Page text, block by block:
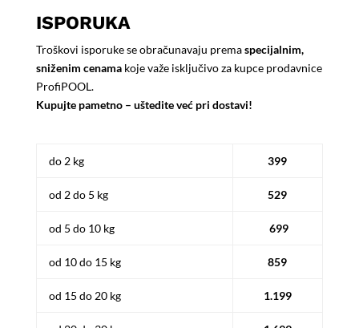
ISPORUKA
Troškovi isporuke se obračunavaju premaspecijalnim,
sniženim cenamakoje važe isključivo za kupce prodavnice
ProfiPOOL.
Kupujte pametno – uštedite već pri dostavi!
do 2 kg 399
od 2 do 5 kg 529
od 5 do 10 kg 699
od 10 do 15 kg 859
od 15 do 20 kg 1.199